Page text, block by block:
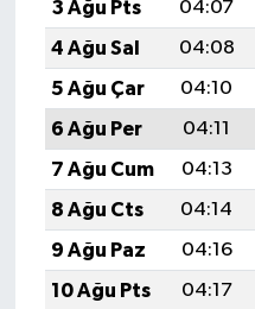
3 Ağu Pts
04:07
4 Ağu Sal
04:08
5 Ağu Çar
04:10
6 Ağu Per
04:11
7 Ağu Cum
04:13
8 Ağu Cts
04:14
9 Ağu Paz
04:16
10 Ağu Pts
04:17